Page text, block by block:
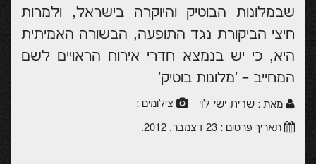
שבמלונות הבוטיק והיוקרה בישראל, ולמרות
חיצי הביקורת נגד התופעה, הבשורה האמיתית
היא, כי יש בנמצא חדרי אירוח הראויים לשם
המחייב – 'מלונות בוטיק'
מאת : שרית ישי לוי
צילומים :
תאריך פרסום : 23 דצמבר, 2012 .